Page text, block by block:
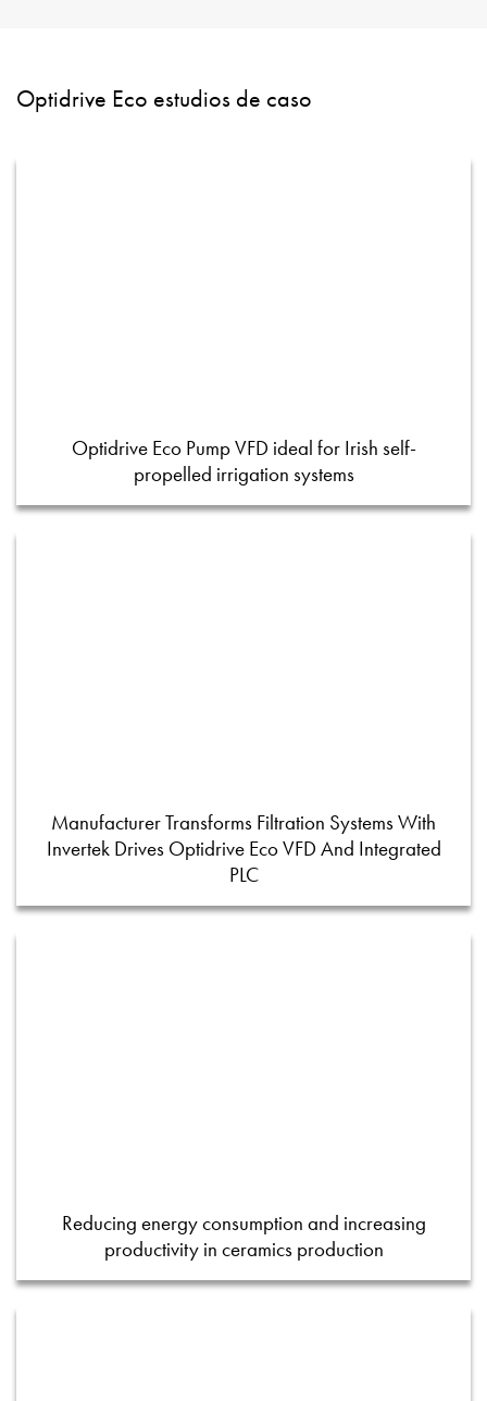
Optidrive Eco estudios de caso
Optidrive Eco Pump VFD ideal for Irish self-
propelled irrigation systems
Manufacturer Transforms Filtration Systems With
Invertek Drives Optidrive Eco VFD And Integrated
PLC
Reducing energy consumption and increasing
productivity in ceramics production